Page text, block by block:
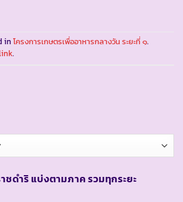
in โครงการเกษตรเพื่ออาหารกลางวัน ระยะที่ ๑.
.
ชดำริ แบ่งตามภาค รวมทุกระยะ